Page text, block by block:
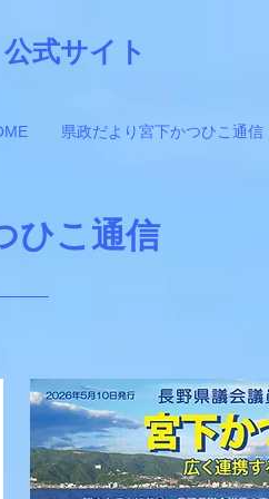
公式サイト
県政だより宮下かつひこ通信
ひこ通信